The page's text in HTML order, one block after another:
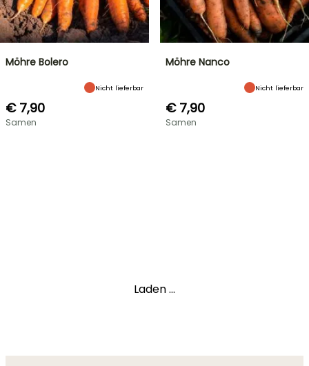
Möhre Bolero
Nicht lieferbar
€ 7,90
Samen
Möhre Nanco
Nicht lieferbar
€ 7,90
Samen
Laden ...